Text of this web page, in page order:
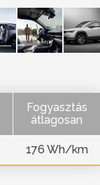
Fogyasztás
átlagosan
176 Wh/km